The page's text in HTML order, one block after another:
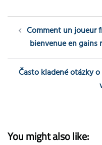
Post
navigation
Comment un joueur
bienvenue en gains
Často kladené otázky
You might also like: